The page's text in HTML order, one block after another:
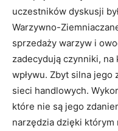
uczestników dyskusji
Warzywno-
sprzedaży warzyw i
zadecydują czynniki,
wpływu. Zbyt silna jego
sieci handlowych.
które nie są jego
narzędzia dzięki którym